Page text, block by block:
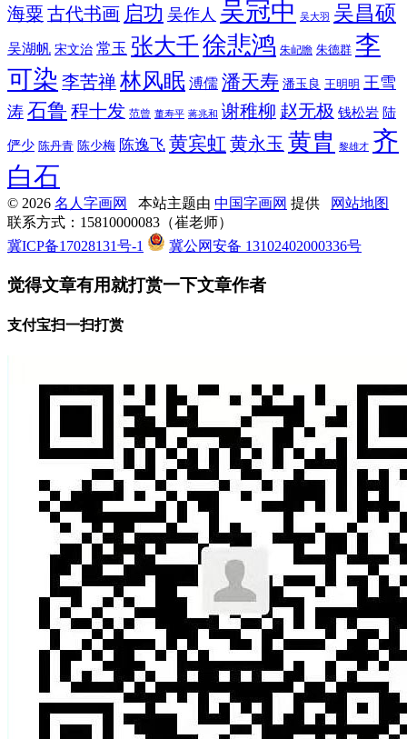
海粟 古代书画 启功 吴作人 吴冠中 吴大羽 吴昌硕
吴湖帆 宋文治 常玉 张大千徐悲鸿 朱屺瞻 朱德群 李
可染 李苦禅林风眠 溥儒 潘天寿 潘玉良 王明明 王雪
涛 石鲁 程十发 范曾 董寿平 蒋兆和 谢稚柳 赵无极 钱松岩 陆
俨少 陈丹青 陈少梅 陈逸飞 黄宾虹 黄永玉 黄胄 黎雄才 齐
白石
© 2026 名人字画网 本站主题由 中国字画网 提供
网站地图
联系方式：15810000083（崔老师）
冀ICP备17028131号-1
冀公网安备 13102402000336号
觉得文章有用就打赏一下文章作者
支付宝扫一扫打赏